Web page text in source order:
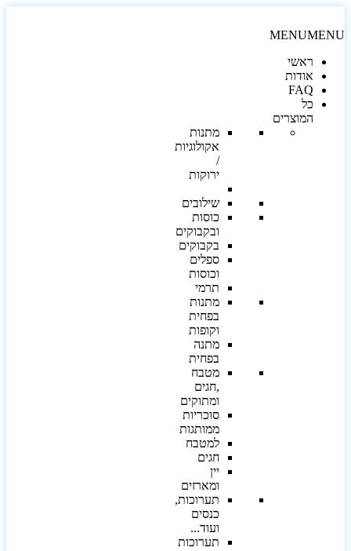
MENU
ראשי
אודות
FAQ
כל
המוצרים
מתנות
אקולוגיות
ירוקות
שילובים
כוסות
ובקבוקים
בקבוקים
ספלים
וכוסות
תרמי
מתנות
בפחית
וקופות
מתנה
בפחית
מטבח
,חגים
ומתוקים
סוכריות
ממותגות
למטבח
חגים
יין
ומארזים
תערוכות,
כנסים
ועוד...
תערוכות